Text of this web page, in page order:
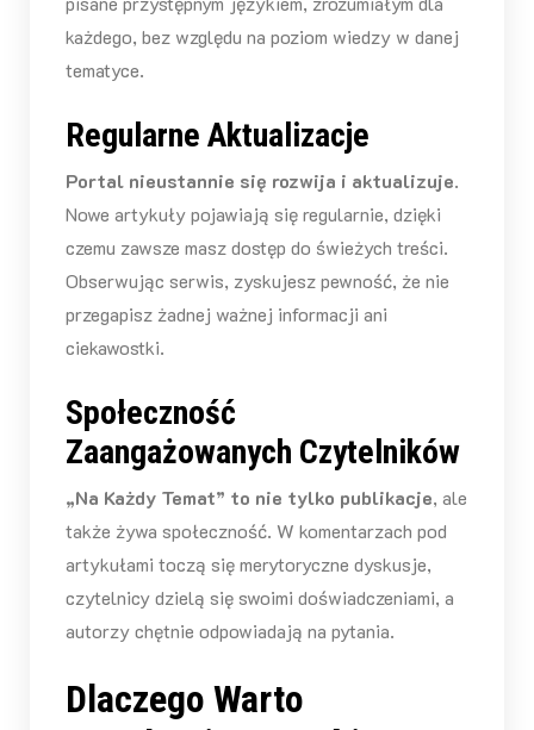
każdego, bez względu na poziom wiedzy w danej
tematyce.
Regularne Aktualizacje
Portal nieustannie się rozwija i aktualizuje.
Nowe artykuły pojawiają się regularnie, dzięki
czemu zawsze masz dostęp do świeżych treści.
Obserwując serwis, zyskujesz pewność, że nie
przegapisz żadnej ważnej informacji ani
ciekawostki.
Społeczność
Zaangażowanych Czytelników
„Na Każdy Temat” to nie tylko publikacje, ale
także żywa społeczność. W komentarzach pod
artykułami toczą się merytoryczne dyskusje,
czytelnicy dzielą się swoimi doświadczeniami, a
autorzy chętnie odpowiadają na pytania.
Dlaczego Warto